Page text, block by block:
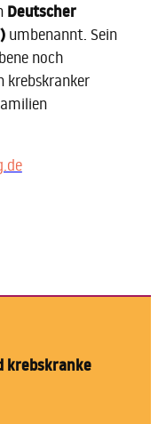
Deutscher
umbenannt. Sein
noch
krebskranker
krebskranke